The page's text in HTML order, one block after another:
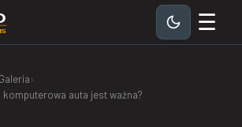
☰
Galeria›
auta jest ważna?